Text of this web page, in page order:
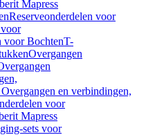
Mapress
Reserveonderdelen voor
voor BochtenT-
Overgangen
en verbindingen,
voor
Mapress
sets voor